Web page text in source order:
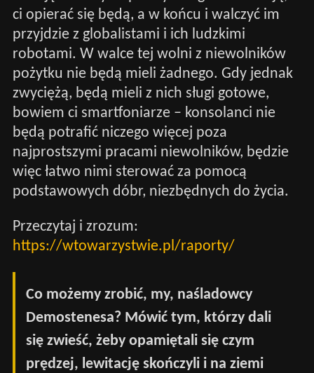
ci opierać się będą, a w końcu i walczyć im
przyjdzie z globalistami i ich ludzkimi
robotami. W walce tej wolni z niewolników
pożytku nie będą mieli żadnego. Gdy jednak
zwyciężą, będą mieli z nich sługi gotowe,
bowiem ci smartfoniarze – konsolanci nie
będą potrafić niczego więcej poza
najprostszymi pracami niewolników, będzie
więc łatwo nimi sterować za pomocą
podstawowych dóbr, niezbędnych do życia.
Przeczytaj i zrozum:
https://wtowarzystwie.pl/raporty/
Co możemy zrobić, my, naśladowcy
Demostenesa? Mówić tym, którzy dali
się zwieść, żeby opamiętali się czym
prędzej, lewitację skończyli i na ziemi